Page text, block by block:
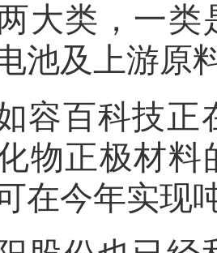
大类，一类
池及上游原
容百科技正
物正极材料
在今年实现